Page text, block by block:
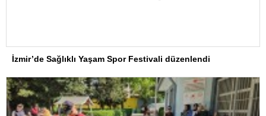
İzmir’de Sağlıklı Yaşam Spor Festivali düzenlendi